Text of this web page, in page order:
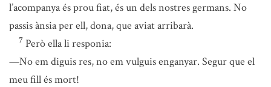
l’acompanya és prou fiat, és un dels nostres germans. No
passis ànsia per ell, dona, que aviat arribarà.
7 Però ella li responia:
—No em diguis res, no em vulguis enganyar. Segur que el
meu fill és mort!